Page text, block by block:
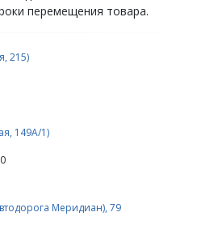
перемещения товара.
215)
149А/1)
Меридиан), 79